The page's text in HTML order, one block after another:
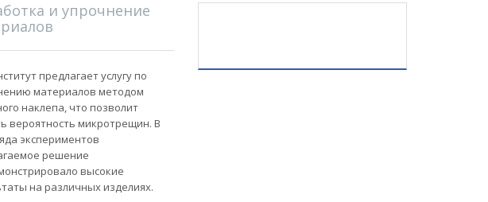
и упрочнение
предлагает услугу по
материалов методом
наклепа, что позволит
вероятность микротрещин. В
экспериментов
решение
высокие
на различных изделиях.